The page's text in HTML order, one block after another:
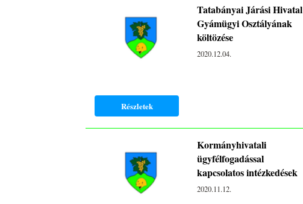
Tatabányai Járási Hivatal
Gyámügyi Osztályának
költözése
2020.12.04.
Részletek
Kormányhivatali
ügyfélfogadással
kapcsolatos intézkedések
2020.11.12.